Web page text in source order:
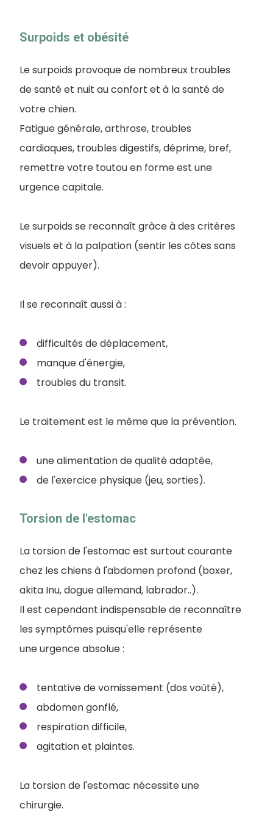
Surpoids et obésité
Le surpoids provoque de nombreux troubles
de santé et nuit au confort et à la santé de
votre chien.
Fatigue générale, arthrose, troubles
cardiaques, troubles digestifs, déprime, bref,
remettre votre toutou en forme est une
urgence capitale.
Le surpoids se reconnaît grâce à des critères
visuels et à la palpation (sentir les côtes sans
devoir appuyer).
Il se reconnaît aussi à :
difficultés de déplacement,
manque d'énergie,
troubles du transit.
Le traitement est le même que la prévention.
une alimentation de qualité adaptée,
de l'exercice physique (jeu, sorties).
Torsion de l'estomac
La torsion de l'estomac est surtout courante
chez les chiens à l'abdomen profond (boxer,
akita Inu, dogue allemand, labrador..).
Il est cependant indispensable de reconnaître
les symptômes puisqu'elle représente
une urgence absolue :
tentative de vomissement (dos voûté),
abdomen gonflé,
respiration difficile,
agitation et plaintes.
La torsion de l'estomac nécessite une
chirurgie.